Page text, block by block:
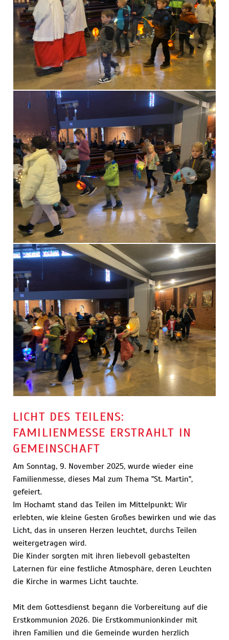
LICHT DES TEILENS:
FAMILIENMESSE ERSTRAHLT IN
GEMEINSCHAFT
Am Sonntag, 9. November 2025, wurde wieder eine
Familienmesse, dieses Mal zum Thema "St. Martin",
gefeiert.
Im Hochamt stand das Teilen im Mittelpunkt: Wir
erlebten, wie kleine Gesten Großes bewirken und wie das
Licht, das in unseren Herzen leuchtet, durchs Teilen
weitergetragen wird.
Die Kinder sorgten mit ihren liebevoll gebastelten
Laternen für eine festliche Atmosphäre, deren Leuchten
die Kirche in warmes Licht tauchte.
Mit dem Gottesdienst begann die Vorbereitung auf die
Erstkommunion 2026. Die Erstkommunionkinder mit
ihren Familien und die Gemeinde wurden herzlich